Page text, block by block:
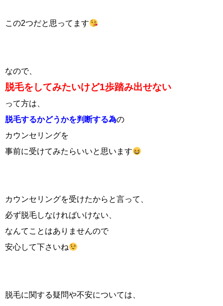
この2つだと思ってます
なので、
脱毛をしてみたいけど1歩踏み出せない
って方は、
脱毛するかどうかを判断する為の
カウンセリングを
事前に受けてみたらいいと思います
カウンセリングを受けたからと言って、
必ず脱毛しなければいけない、
なんてことはありませんので
安心して下さいね
脱毛に関する疑問や不安については、